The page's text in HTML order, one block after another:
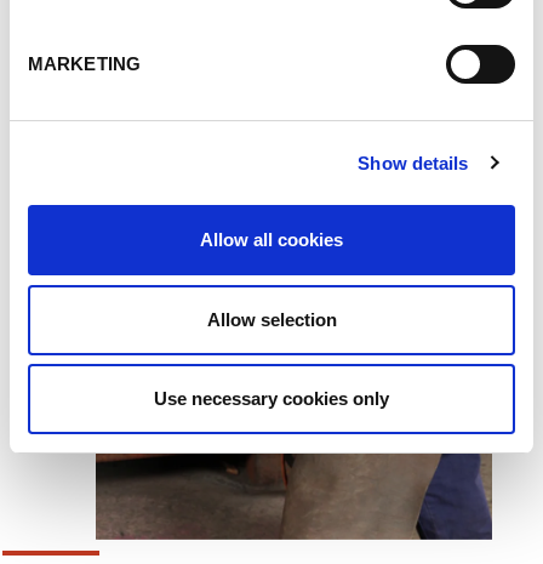
MARKETING
Show details
Allow all cookies
Allow selection
Use necessary cookies only